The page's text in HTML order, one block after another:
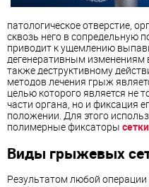
патологическое отверстие,
сквозь него в сопредельную
приводит к ущемлению
дегенеративным изменениям
также деструктивному
методов лечения грыж
целью которого является не
части органа, но и фиксация
положении. Для этого
полимерные фиксаторы
Виды грыжевых
Результатом любой